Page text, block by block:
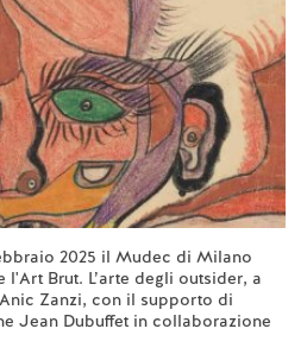
2025 il Mudec di Milano
Brut. L’arte degli outsider, a
Zanzi, con il supporto di
Jean Dubuffet in collaborazione